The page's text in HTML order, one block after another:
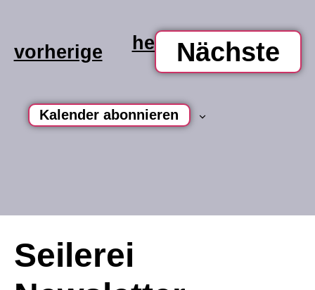
vorherigeveranstaltungen
heuteNächste
Kalender abonnieren
Seilerei